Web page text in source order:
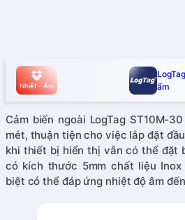
Nhiệt - Ẩm
ẩm
Cảm biến ngoài LogTag ST10M-
mét, thuận tiện cho việc lắp đặt
khi thiết bị hiển thị vẫn có thể đặt
có kích thước 5mm chất liệu
biệt có thể đáp ứng nhiệt độ âm